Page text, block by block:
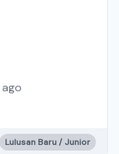
Lulusan Baru / Junior